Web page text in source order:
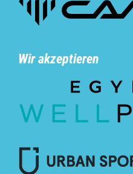
Wir akzeptieren